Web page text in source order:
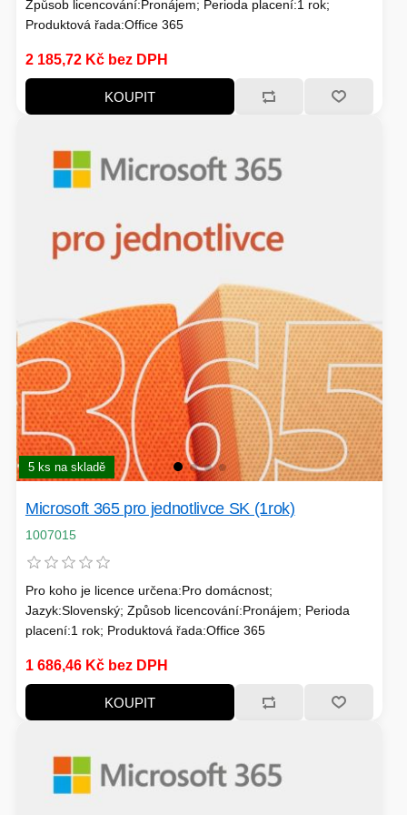
SERVERY
HERNÍ ŽIDLE
HERNÍ KAMERY
MONITORY
PC SKŘÍNĚ
VIRTUALIZACE
LINUX SERVER
TONERY A VÁLCE
NÁPLNĚ A INKOUSTY
ZÁLOŽNÍ ZDROJE, EPS
KALKULAČKY
AUTO - MOTO
ADAPTÉRY - REDUKCE
USB KABELY
ZÁSUVKY - VYPÍNAČE
SÍŤOVÉ KABELY
GRILOVÁNÍ A PÁRTY
TOPINKOVAČE
Způsob licencování:Pronájem; Perioda placení:1 rok;
Produktová řada:Office 365
2 185,72 Kč bez DPH
KOUPIT
5 ks na skladě
Microsoft 365 pro jednotlivce SK (1rok)
1007015
Pro koho je licence určena:Pro domácnost;
Jazyk:Slovenský; Způsob licencování:Pronájem; Perioda
placení:1 rok; Produktová řada:Office 365
1 686,46 Kč bez DPH
KOUPIT